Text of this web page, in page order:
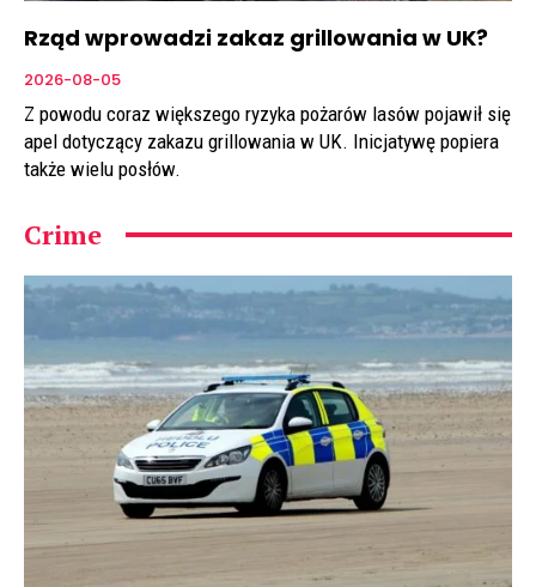
Rząd wprowadzi zakaz grillowania w UK?
2026-08-05
Z powodu coraz większego ryzyka pożarów lasów pojawił się
apel dotyczący zakazu grillowania w UK. Inicjatywę popiera
także wielu posłów.
Crime